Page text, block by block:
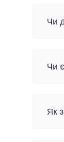
Чи
Чи
Як